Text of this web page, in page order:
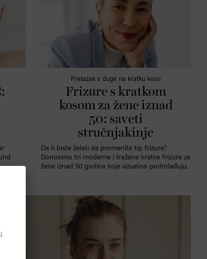
Prelazak s duge na kratku kosu
Frizure s kratkom
kosom za žene iznad
50: saveti
stručnjakinje
Da li biste želeli da promenite tip frizure?
Donosimo tri moderne i tražene kratke frizure za
žene iznad 50 godina koje vizuelno podmlađuju.